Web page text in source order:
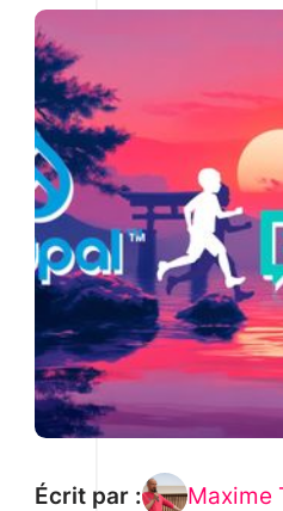
solutions capables de
commerciaux
Stripe propose des
aider les entreprises
leurs modèles
Écrit par : Maxime